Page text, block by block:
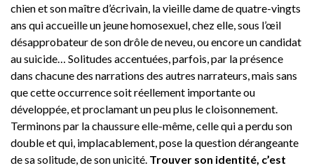
chien et son maître d’écrivain, la vieille dame de quatre-vingts
ans qui accueille un jeune homosexuel, chez elle, sous l’œil
désapprobateur de son drôle de neveu, ou encore un candidat
au suicide… Solitudes accentuées, parfois, par la présence
dans chacune des narrations des autres narrateurs, mais sans
que cette occurrence soit réellement importante ou
développée, et proclamant un peu plus le cloisonnement.
Terminons par la chaussure elle-même, celle qui a perdu son
double et qui, implacablement, pose la question dérangeante
de sa solitude, de son unicité. Trouver son identité, c’est